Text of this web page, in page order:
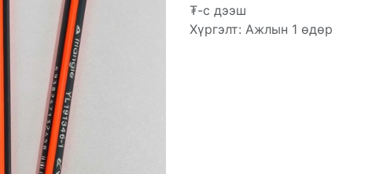
₮-с дээш
Хүргэлт: Ажлын 1 өдөр